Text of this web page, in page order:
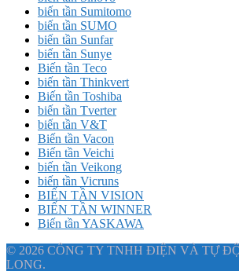
biến tần Sumitomo
biến tần SUMO
biến tần Sunfar
biến tần Sunye
Biến tần Teco
biến tần Thinkvert
Biến tần Toshiba
biến tần Tverter
biến tần V&T
Biến tần Vacon
Biến tần Veichi
biến tần Veikong
biến tần Vicruns
BIẾN TẦN VISION
BIẾN TẦN WINNER
Biến tần YASKAWA
© 2026 CÔNG TY TNHH ĐIỆN VÀ TỰ
LONG.